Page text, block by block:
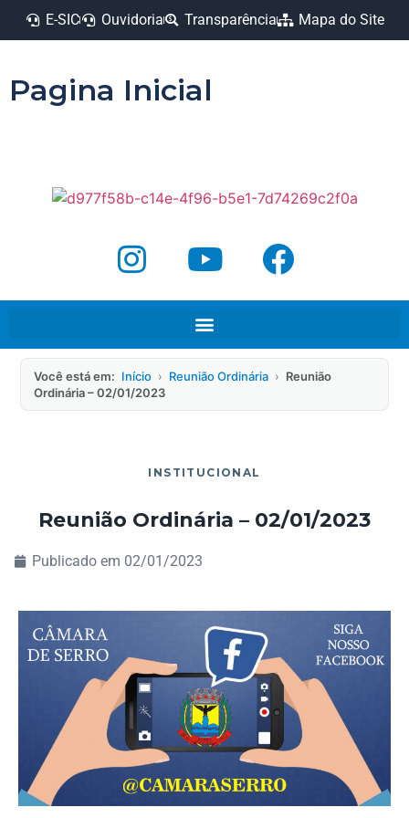
E-SIC Ouvidoria Transparência Mapa do Site
Pagina Inicial
Você está em: Início › Reunião Ordinária › Reunião
Ordinária – 02/01/2023
INSTITUCIONAL
Reunião Ordinária – 02/01/2023
Publicado em 02/01/2023